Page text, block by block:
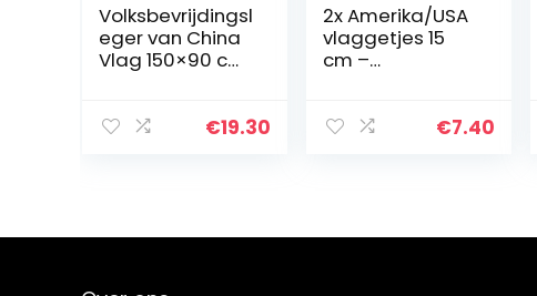
Volksbevrijdingsl
eger van China
Vlag 150×90 cm
vlaggen 90 x 150
€19.30
2x Amerika/USA
vlaggetjes 15
cm –
Verenigde
€7.40